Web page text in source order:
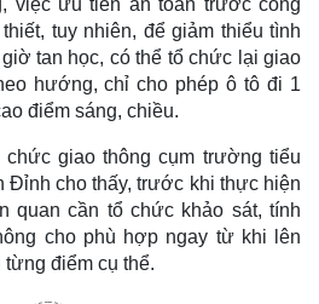
tuy nhiên, để giảm thiểu tình
tan học, có thể tổ chức lại giao
hướng, chỉ cho phép ô tô đi 1
điểm sáng, chiều.
giao thông cụm trường tiểu
Đỉnh cho thấy, trước khi thực hiện
quan cần tổ chức khảo sát, tính
cho phù hợp ngay từ khi lên
điểm cụ thể.